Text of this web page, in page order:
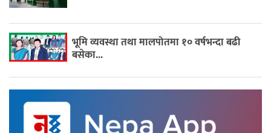
भूमि व्यवस्था तथा मालपोतमा १० वर्षभन्दा बढी
बसेका...